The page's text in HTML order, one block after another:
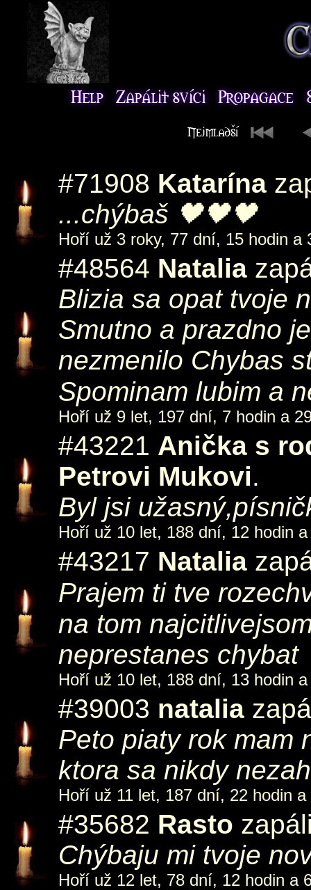
#71908 Katarína
...chýbaš 🖤🖤🖤
Hoří už 3 roky, 77 dní, 15 hodin a
#48564 Natalia
Blizia sa opat tvoje
Smutno a prazdno
nezmenilo Chybas
Spominam lubim
Hoří už 9 let, 197 dní, 7 hodin a
#43221 Anička s
Petrovi Mukovi.
Byl jsi
Hoří už 10 let, 188 dní, 12 hodin
#43217 Natalia
Prajem ti tve
na tom
neprestanes chybat
Hoří už 10 let, 188 dní, 13 hodin
#39003 natalia
Peto piaty rok mam
ktora sa nikdy
Hoří už 11 let, 187 dní, 22 hodin
#35682 Rasto
Chýbaju mi tvoje
Hoří už 12 let, 78 dní, 12 hodin a